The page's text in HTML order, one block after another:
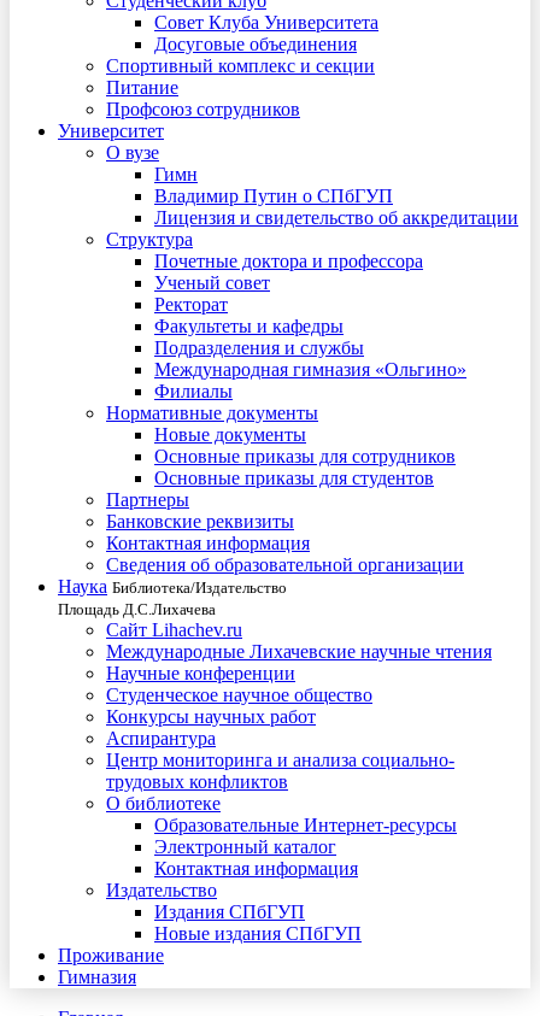
Совет Клуба Университета
Досуговые объединения
Спортивный комплекс и секции
Питание
Профсоюз сотрудников
Университет
О вузе
Гимн
Владимир Путин о СПбГУП
Лицензия и свидетельство об аккредитации
Структура
Почетные доктора и профессора
Ученый совет
Ректорат
Факультеты и кафедры
Подразделения и службы
Международная гимназия «Ольгино»
Филиалы
Нормативные документы
Новые документы
Основные приказы для сотрудников
Основные приказы для студентов
Партнеры
Банковские реквизиты
Контактная информация
Сведения об образовательной организации
Наука Библиотека/Издательство
Площадь Д.С.Лихачева
Сайт Lihachev.ru
Международные Лихачевские научные чтения
Научные конференции
Студенческое научное общество
Конкурсы научных работ
Аспирантура
Центр мониторинга и анализа социально-
трудовых конфликтов
О библиотеке
Образовательные Интернет-ресурсы
Электронный каталог
Контактная информация
Издательство
Издания СПбГУП
Новые издания СПбГУП
Проживание
Гимназия